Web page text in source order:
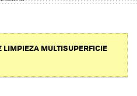
LIMPIEZA MULTISUPERFICIE